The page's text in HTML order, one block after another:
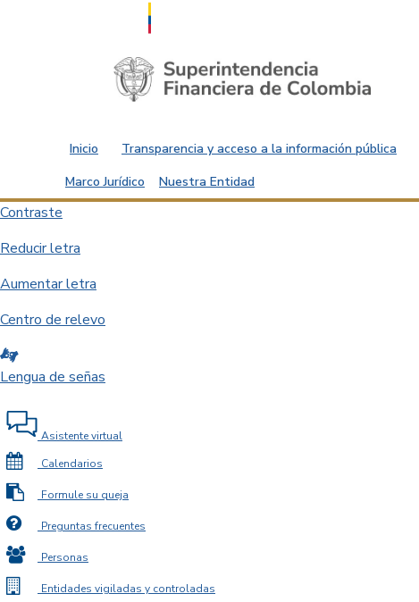
Saltar al contenido principal
Inicio Transparencia y acceso a la información pública
Marco Jurídico
Nuestra Entidad
Contraste
Reducir letra
Aumentar letra
Centro de relevo
Lengua de señas
Asistente virtual
Calendarios
Formule su queja
Preguntas frecuentes
Personas
Entidades vigiladas y controladas